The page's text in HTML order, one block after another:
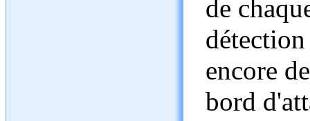
de
encore
bord